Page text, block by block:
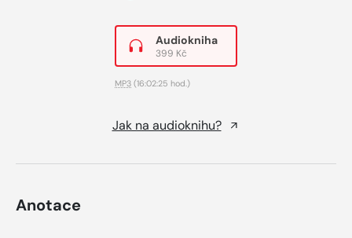
Audiokniha
399 Kč
MP3 (16:02:25 hod.)
Jak na audioknihu?
Anotace